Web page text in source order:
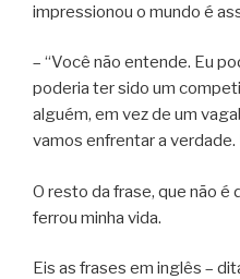
impressionou o mundo é
– “Você não entende. Eu
poderia ter sido um
alguém, em vez de um
vamos enfrentar a verdade.
O resto da frase, que não é
ferrou minha vida.
Eis as frases em inglês –